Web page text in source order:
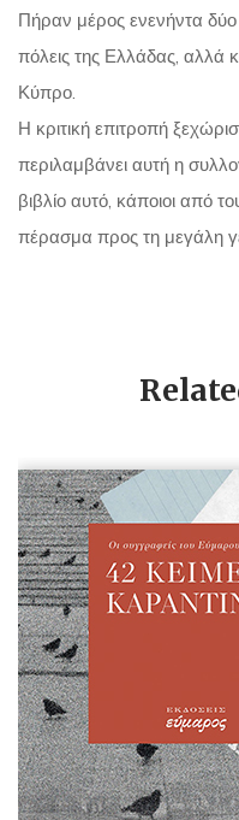
Πήραν μέρος ενενήντα δύο
πόλεις της Ελλάδας, αλλά
Κύπρο.
Η κριτική επιτροπή
περιλαμβάνει αυτή η
βιβλίο αυτό, κάποιοι από
πέρασμα προς τη μεγάλη